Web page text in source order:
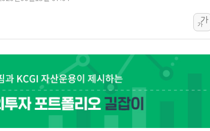
한·체코 항공
SBI저축은행,
보훈부, 내년
정점식, '부산
가
가